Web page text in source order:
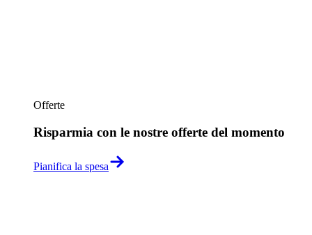
Offerte
Risparmia con le nostre offerte del momento
Pianifica la spesa